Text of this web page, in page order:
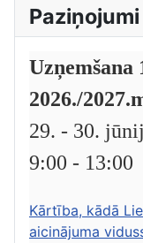
Paziņojumi
Uzņemšana
2026./
29. - 30.
9:00 - 13:00
Kārtība, kādā
aicinājuma